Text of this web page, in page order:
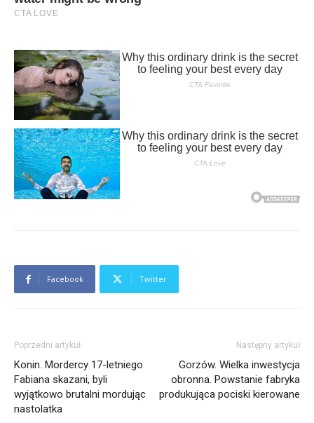
Facebook Twitter
Poprzedni artykuł
Konin. Mordercy 17-letniego
Fabiana skazani, byli
wyjątkowo brutalni mordując
nastolatka
Następny artykuł
Gorzów. Wielka inwestycja
obronna. Powstanie fabryka
produkująca pociski kierowane